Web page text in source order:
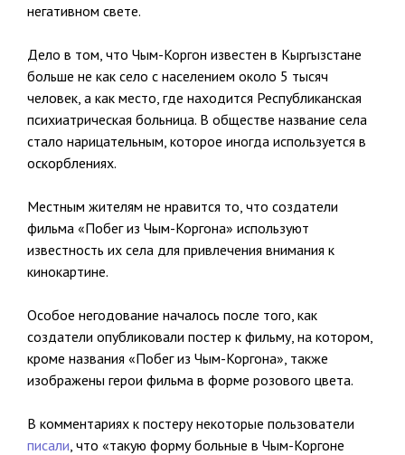
негативном свете.
Дело в том, что Чым-Коргон известен в Кыргызстане
больше не как село с населением около 5 тысяч
человек, а как место, где находится Республиканская
психиатрическая больница. В обществе название села
стало нарицательным, которое иногда используется в
оскорблениях.
Местным жителям не нравится то, что создатели
фильма «Побег из Чым-Коргона» используют
известность их села для привлечения внимания к
кинокартине.
Особое негодование началось после того, как
создатели опубликовали постер к фильму, на котором,
кроме названия «Побег из Чым-Коргона», также
изображены герои фильма в форме розового цвета.
В комментариях к постеру некоторые пользователи
писали , что «такую форму больные в Чым-Коргоне